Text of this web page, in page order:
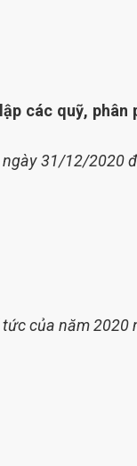
các quỹ, phân
31/12/2020
của năm 2020